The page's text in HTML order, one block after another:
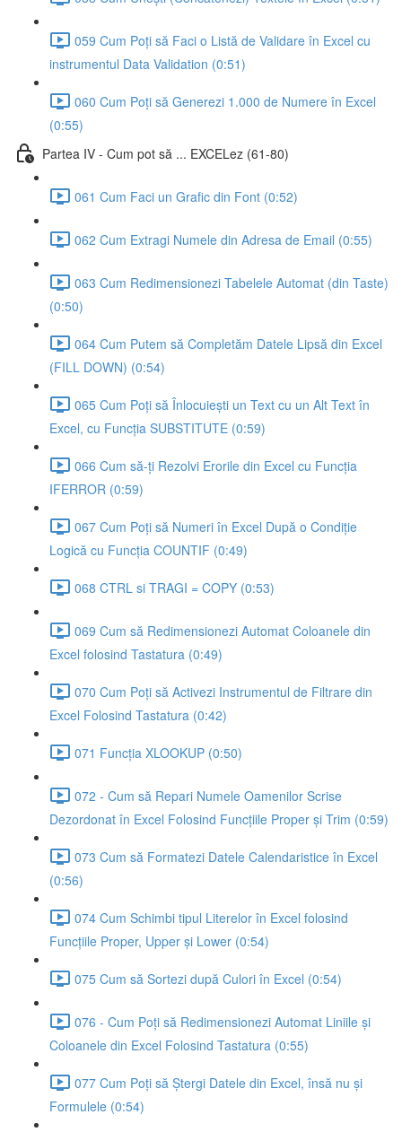
059 Cum Poți să Faci o Listă de Validare în Excel cu
instrumentul Data Validation (0:51)
060 Cum Poți să Generezi 1.000 de Numere în Excel
(0:55)
Partea IV - Cum pot să ... EXCELez (61-80)
061 Cum Faci un Grafic din Font (0:52)
062 Cum Extragi Numele din Adresa de Email (0:55)
063 Cum Redimensionezi Tabelele Automat (din Taste)
(0:50)
064 Cum Putem să Completăm Datele Lipsă din Excel
(FILL DOWN) (0:54)
065 Cum Poți să Înlocuiești un Text cu un Alt Text în
Excel, cu Funcția SUBSTITUTE (0:59)
066 Cum să-ți Rezolvi Erorile din Excel cu Funcția
IFERROR (0:59)
067 Cum Poți să Numeri în Excel După o Condiție
Logică cu Funcția COUNTIF (0:49)
068 CTRL si TRAGI = COPY (0:53)
069 Cum să Redimensionezi Automat Coloanele din
Excel folosind Tastatura (0:49)
070 Cum Poți să Activezi Instrumentul de Filtrare din
Excel Folosind Tastatura (0:42)
071 Funcția XLOOKUP (0:50)
072 - Cum să Repari Numele Oamenilor Scrise
Dezordonat în Excel Folosind Funcțiile Proper și Trim (0:59)
073 Cum să Formatezi Datele Calendaristice în Excel
(0:56)
074 Cum Schimbi tipul Literelor în Excel folosind
Funcțiile Proper, Upper și Lower (0:54)
075 Cum să Sortezi după Culori în Excel (0:54)
076 - Cum Poți să Redimensionezi Automat Liniile și
Coloanele din Excel Folosind Tastatura (0:55)
077 Cum Poți să Ștergi Datele din Excel, însă nu și
Formulele (0:54)